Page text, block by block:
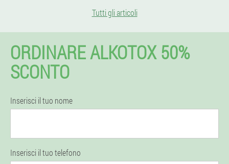
Tutti gli articoli
ORDINARE ALKOTOX 50%
SCONTO
Inserisci il tuo nome
Inserisci il tuo telefono